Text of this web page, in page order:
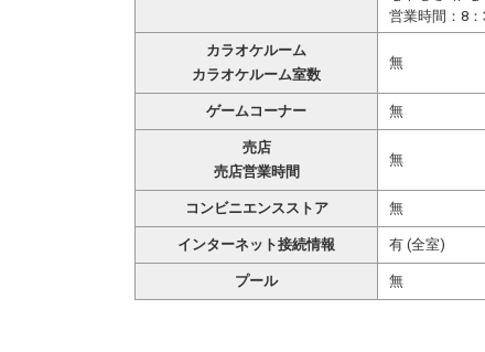
営業時間：8
カラオケルーム
カラオケルーム室数
無
ゲームコーナー 無
売店
売店営業時間
無
コンビニエンスストア 無
インターネット接続情報 有 (全室)
プール 無